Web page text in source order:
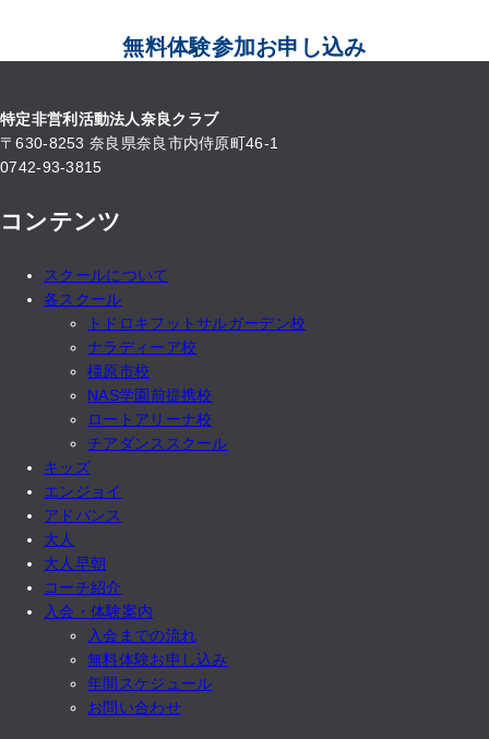
無料体験参加お申し込み
特定非営利活動法人奈良クラブ
〒630-8253 奈良県奈良市内侍原町46-1
0742-93-3815
コンテンツ
スクールについて
各スクール
トドロキフットサルガーデン校
ナラディーア校
橿原市校
NAS学園前提携校
ロートアリーナ校
チアダンススクール
キッズ
エンジョイ
アドバンス
大人
大人早朝
コーチ紹介
入会・体験案内
入会までの流れ
無料体験お申し込み
年間スケジュール
お問い合わせ